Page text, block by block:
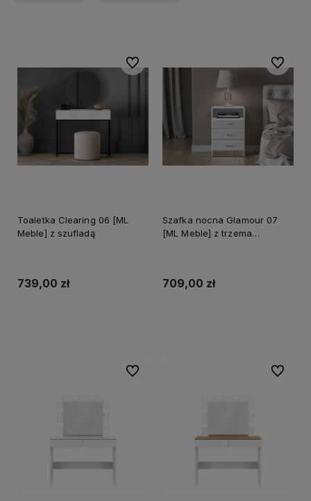
Toaletka Clearing 06 [ML
Meble] z szufladą
739,00 zł
Do ulubionych
Szafka nocna Glamour 07
[ML Meble] z trzema
709,00 zł
Do
Do ulubionych Do